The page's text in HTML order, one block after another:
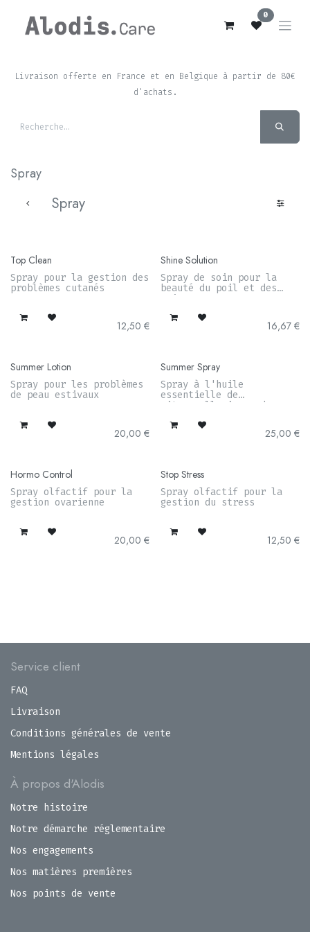
0
Livraison offerte en France et en Belgique à partir de 80€
d'achats.
Spray
Spray
Top Clean
Spray pour la gestion des
problèmes cutanés
12,50 €
Shine Solution
Spray de soin pour la
beauté du poil et des
crins
16,67€
Summer Lotion
Spray pour les problèmes
de peau estivaux
20,00 €
Summer Spray
Spray à l'huile
essentielle de
citronnelle issue de
25,00 €
Hormo Control
Spray olfactif pour la
gestion ovarienne
20,00 €
Stop Stress
Spray olfactif pour la
gestion du stress
12,50 €
Service client
FAQ
Livraison
Conditions générales de vente
Mentions légales
À propos d'Alodis
Notre histoire
Notre démarche réglementaire
Nos engagements
Nos matières premières
Nos points de vente